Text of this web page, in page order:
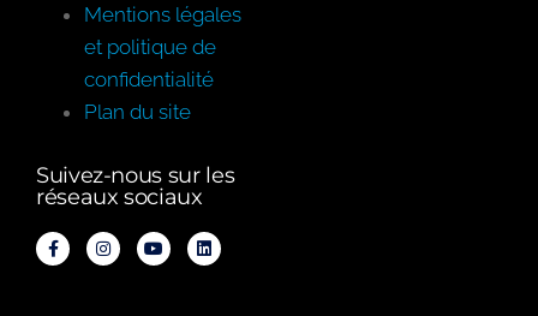
Mentions légales
et politique de
confidentialité
Plan du site
Suivez-nous sur les
réseaux sociaux